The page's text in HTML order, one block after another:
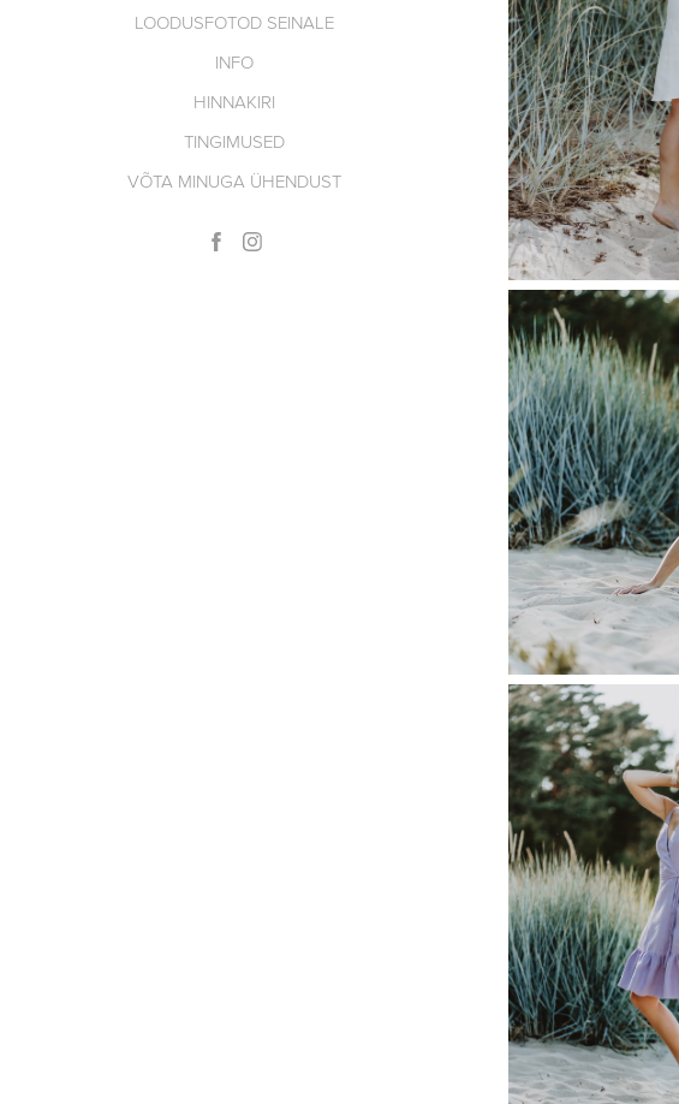
LOODUSFOTOD SEINALE
INFO
HINNAKIRI
TINGIMUSED
VÕTA MINUGA ÜHENDUST